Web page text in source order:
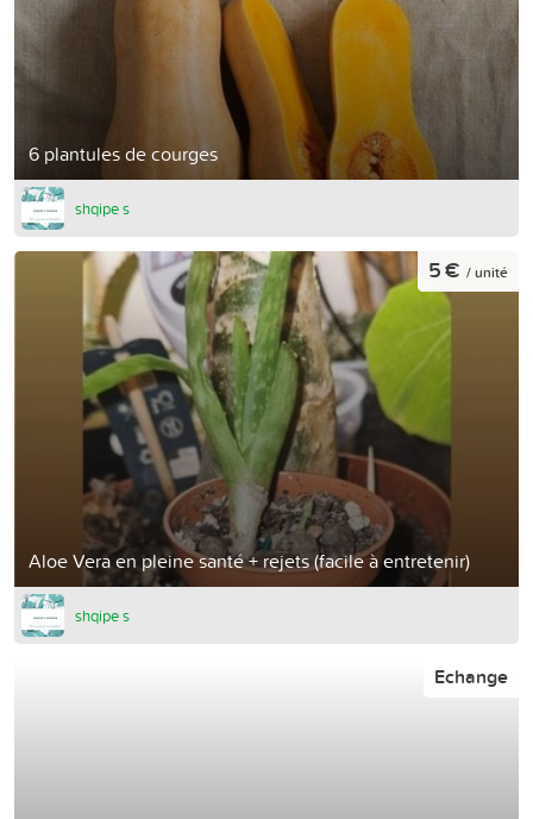
6 plantules de courges
shqipe s
Aloe Vera en pleine santé + rejets (facile à entretenir)
5 € / unité
shqipe s
Echange